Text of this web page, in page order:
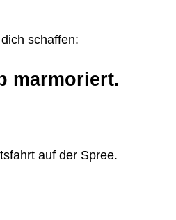
schaffen:
marmoriert.
auf der Spree.